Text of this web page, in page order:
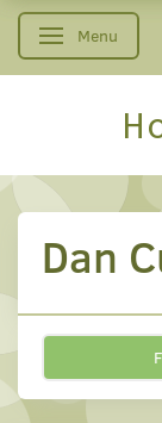
SkifteMenu
Dan